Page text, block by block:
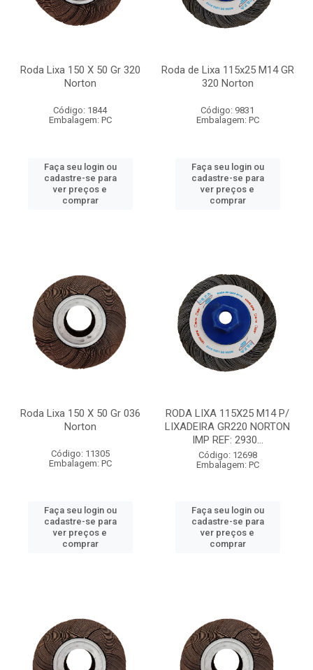
Roda Lixa 150 X 50 Gr 320
Norton
Código: 1844
Embalagem: PC
Faça seu login ou
cadastre-se para
ver preços e
comprar
Roda de Lixa 115x25 M14 GR
320 Norton
Código: 9831
Embalagem: PC
Faça seu login ou
cadastre-se para
ver preços e
comprar
Roda Lixa 150 X 50 Gr 036
Norton
Código: 11305
Embalagem: PC
Faça seu login ou
cadastre-se para
ver preços e
comprar
RODA LIXA 115X25 M14 P/
LIXADEIRA GR220 NORTON
IMP REF: 2930...
Código: 12698
Embalagem: PC
Faça seu login ou
cadastre-se para
ver preços e
comprar